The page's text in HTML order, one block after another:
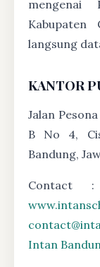
mengenai
Kabupaten
langsung
KANTOR
Jalan
B No 4,
Bandung,
Contact
Intan